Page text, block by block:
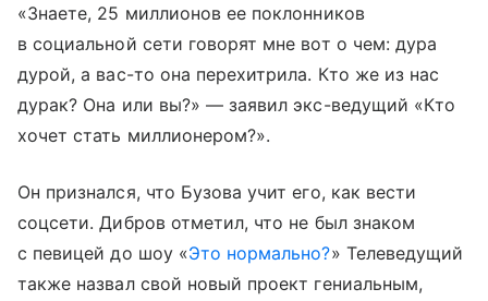
«Знаете, 25 миллионов ее поклонников
в социальной сети говорят мне вот о чем: дура
дурой, а вас-то она перехитрила. Кто же из нас
дурак? Она или вы?» — заявил экс-ведущий «Кто
хочет стать миллионером?».
Он признался, что Бузова учит его, как вести
соцсети. Дибров отметил, что не был знаком
с певицей до шоу «Это нормально?» Телеведущий
также назвал свой новый проект гениальным,